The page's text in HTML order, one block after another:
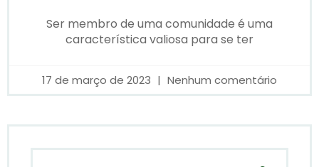
Ser membro de uma comunidade é uma
característica valiosa para se ter
17 de março de 2023 Nenhum comentário